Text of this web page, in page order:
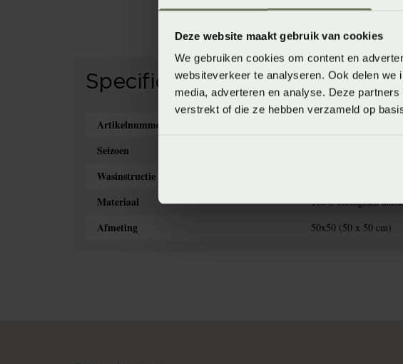
Deze website maakt gebruik van cookies
We gebruiken cookies om content en
websiteverkeer te analyseren. Ook delen
media, adverteren en analyse. Deze
verstrekt of die ze hebben verzameld op
Specificaties
Artikelnummer
Seizoen
Wasinstructie
Materiaal 100% biologisch
Afmeting 50x50 (50 x 50 cm)